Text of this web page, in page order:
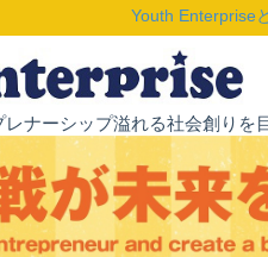
Youth Enterprise
レナーシップ溢れる社会創り